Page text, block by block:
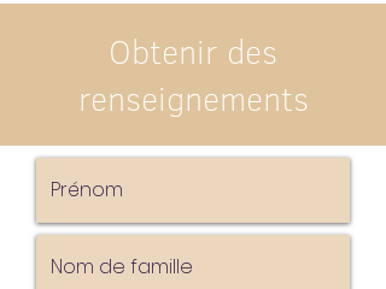
Obtenir des
renseignements